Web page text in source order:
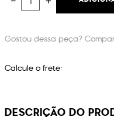
Calcule o frete:
DESCRIÇÃO DO